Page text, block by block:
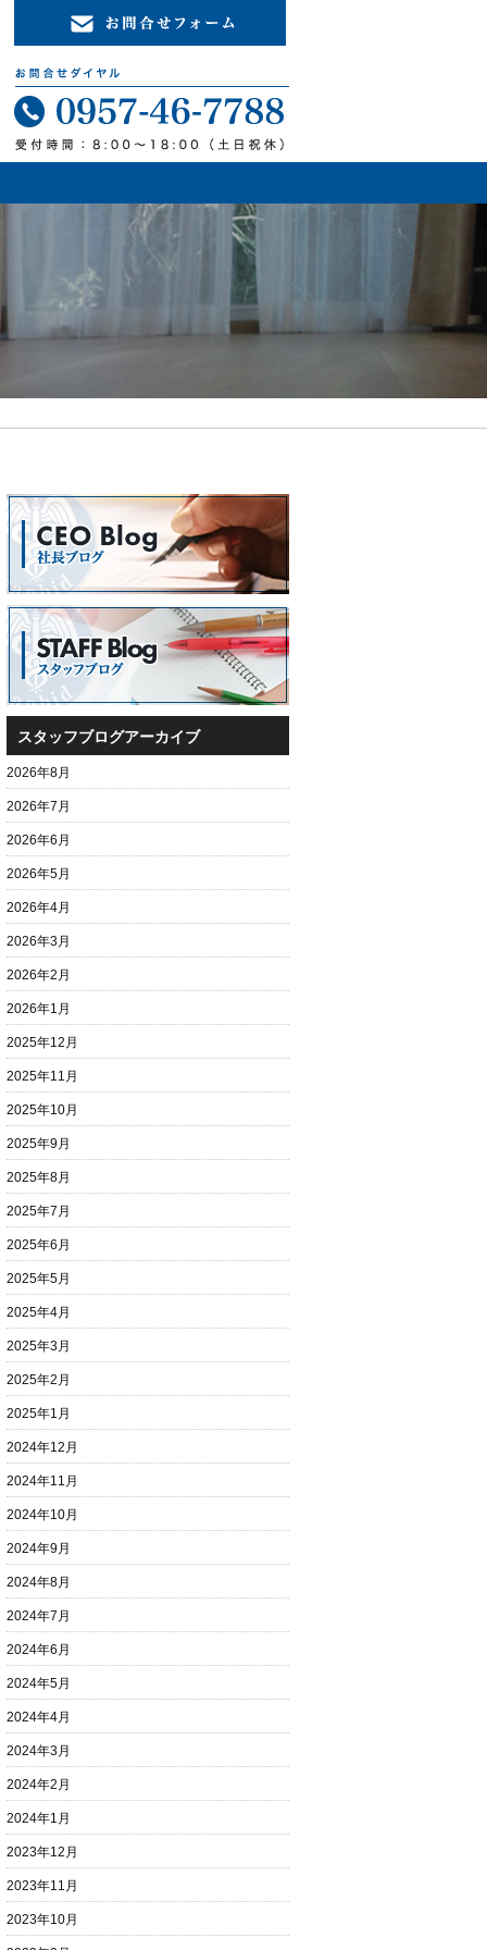
スタッフブログアーカイブ
2026年8月
2026年7月
2026年6月
2026年5月
2026年4月
2026年3月
2026年2月
2026年1月
2025年12月
2025年11月
2025年10月
2025年9月
2025年8月
2025年7月
2025年6月
2025年5月
2025年4月
2025年3月
2025年2月
2025年1月
2024年12月
2024年11月
2024年10月
2024年9月
2024年8月
2024年7月
2024年6月
2024年5月
2024年4月
2024年3月
2024年2月
2024年1月
2023年12月
2023年11月
2023年10月